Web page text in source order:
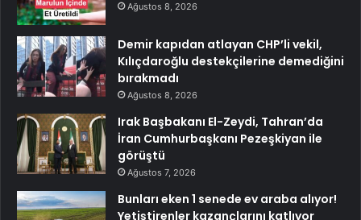
Ağustos 8, 2026
Demir kapıdan atlayan CHP’li vekil,
Kılıçdaroğlu destekçilerine demediğini
bırakmadı
Ağustos 8, 2026
Irak Başbakanı El-Zeydi, Tahran’da
İran Cumhurbaşkanı Pezeşkiyan ile
görüştü
Ağustos 7, 2026
Bunları eken 1 senede ev araba alıyor!
Yetiştirenler kazançlarını katlıyor